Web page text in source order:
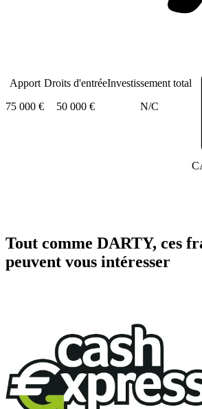
Apport
75 000 €
Droits d'entrée
50 000 €
Investissement total
N/C
Tout comme DARTY, ces
peuvent vous intéresser